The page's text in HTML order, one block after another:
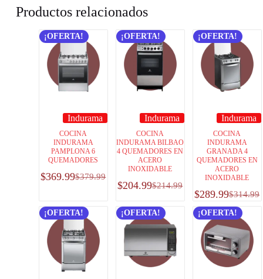
Productos relacionados
¡OFERTA!
Indurama
COCINA
INDURAMA
PAMPLONA 6
QUEMADORES
$379.99
$369.99
¡OFERTA!
Indurama
COCINA
INDURAMA BILBAO
4 QUEMADORES EN
ACERO
INOXIDABLE
$214.99
$204.99
¡OFERTA!
Indurama
COCINA
INDURAMA
GRANADA 4
QUEMADORES EN
ACERO
INOXIDABLE
$314.99
$289.99
¡OFERTA! ¡OFERTA! ¡OFERTA!